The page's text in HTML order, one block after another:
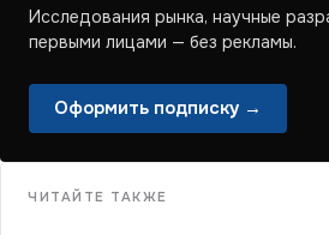
Исследования рынка, научные
первыми лицами — без рекламы.
Оформить подписку →
ЧИТАЙТЕ ТАКЖЕ